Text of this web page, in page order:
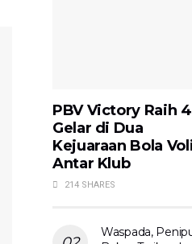
PBV Victory Raih 4
Gelar di Dua
Kejuaraan Bola
Antar Klub
214 SHARES
Waspada,